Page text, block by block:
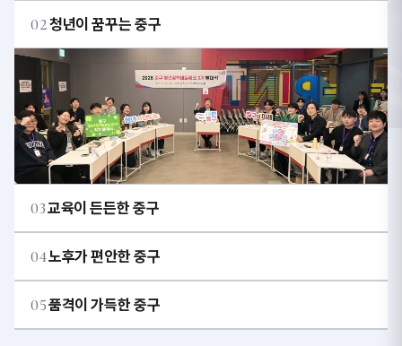
02청년이 꿈꾸는 중구
03교육이 든든한 중구
04노후가 편안한 중구
05품격이 가득한 중구